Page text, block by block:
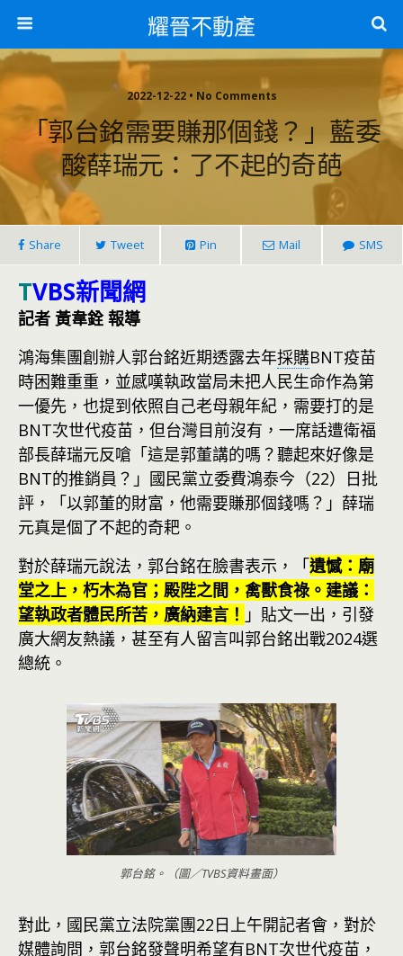
耀晉不動產
2022-12-22 • No Comments
「郭台銘需要賺那個錢？」藍委
酸薛瑞元：了不起的奇葩
Share Tweet Pin Mail SMS
TVBS新聞網
記者 黃韋銓 報導
鴻海集團創辦人郭台銘近期透露去年採購BNT疫苗
時困難重重，並感嘆執政當局未把人民生命作為第
一優先，也提到依照自己老母親年紀，需要打的是
BNT次世代疫苗，但台灣目前沒有，一席話遭衛福
部長薛瑞元反嗆「這是郭董講的嗎？聽起來好像是
BNT的推銷員？」國民黨立委費鴻泰今（22）日批
評，「以郭董的財富，他需要賺那個錢嗎？」薛瑞
元真是個了不起的奇耙。
對於薛瑞元說法，郭台銘在臉書表示，「遺憾：廟
堂之上，朽木為官；殿陛之間，禽獸食祿。建議：
望執政者體民所苦，廣納建言！ 」貼文一出，引發
廣大網友熱議，甚至有人留言叫郭台銘出戰2024選
總統。
郭台銘。（圖／TVBS資料畫面）
對此，國民黨立法院黨團22日上午開記者會，對於
媒體詢問，郭台銘發聲明希望有BNT次世代疫苗，